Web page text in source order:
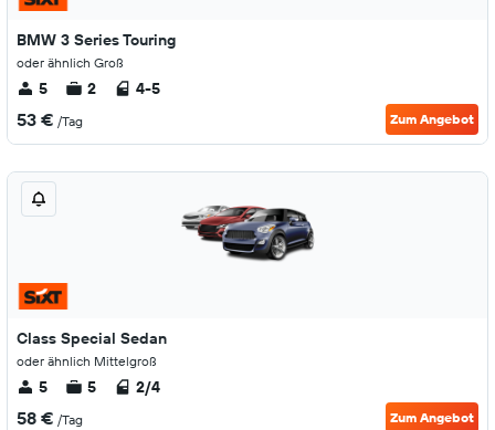
BMW 3 Series Touring
oder ähnlich Groß
5 2 4-5
53 € /Tag Zum Angebot
Class Special Sedan
oder ähnlich Mittelgroß
5 5 2/4
58 € /Tag Zum Angebot